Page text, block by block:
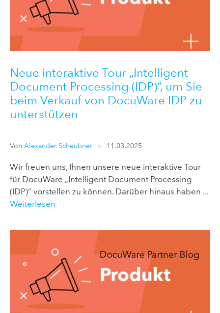
Neue interaktive Tour „Intelligent
Document Processing (IDP)”, um Sie
beim Verkauf von DocuWare IDP zu
unterstützen
Von Alexander Scheubner 11.03.2025
Wir freuen uns, Ihnen unsere neue interaktive Tour
für DocuWare „Intelligent Document Processing
(IDP)“ vorstellen zu können. Darüber hinaus haben ...
Weiterlesen